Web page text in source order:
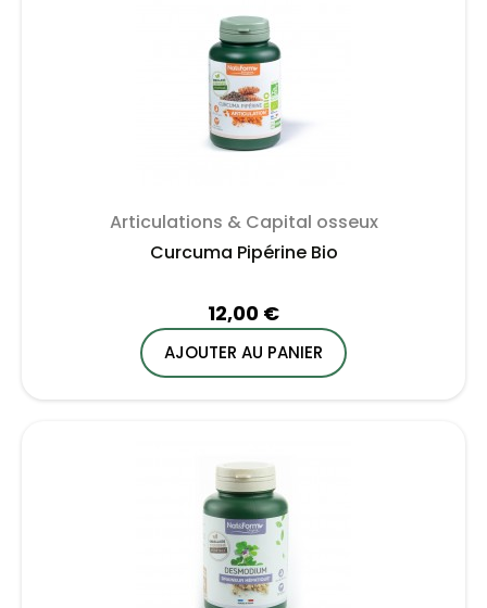
Articulations & Capital osseux
Curcuma Pipérine Bio
12,00 €
AJOUTER AU PANIER